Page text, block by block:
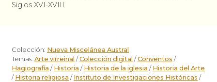
Siglos XVI-XVIII
Colección: Nueva Miscelánea Austral
Temas: Arte virreinal /Colección digital /Conventos /
Hagiografía /Historia /Historia de la iglesia /Historia del Arte
/Historia religiosa /Instituto de Investigaciones Históricas /